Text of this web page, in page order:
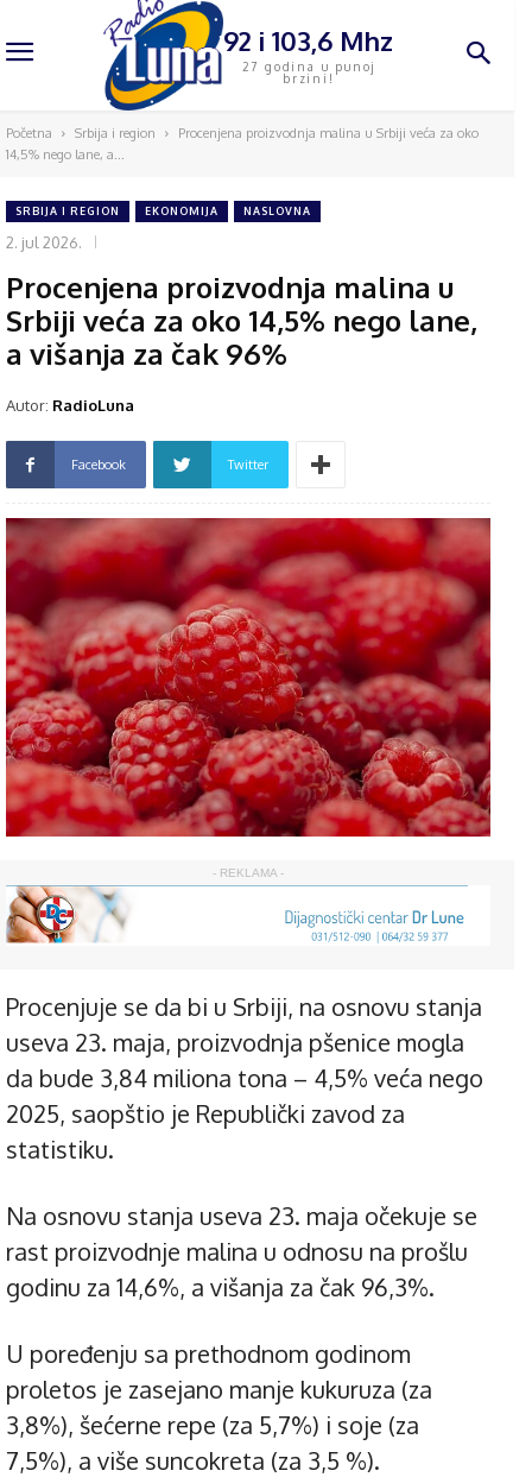
92 i 103,6 Mhz
27 godina u punoj
brzini!
Početna Srbija i region
Procenjena proizvodnja malina u Srbiji veća za oko
14,5% nego lane, a...
SRBIJA I REGION EKONOMIJA NASLOVNA
2. jul 2026.
Procenjena proizvodnja malina u
Srbiji veća za oko 14,5% nego lane,
a višanja za čak 96%
Autor: RadioLuna
Facebook Twitter
- REKLAMA -
Procenjuje se da bi u Srbiji, na osnovu stanja
useva 23. maja, proizvodnja pšenice mogla
da bude 3,84 miliona tona – 4,5% veća nego
2025, saopštio je Republički zavod za
statistiku.
Na osnovu stanja useva 23. maja očekuje se
rast proizvodnje malina u odnosu na prošlu
godinu za 14,6%, a višanja za čak 96,3%.
U poređenju sa prethodnom godinom
proletos je zasejano manje kukuruza (za
3,8%), šećerne repe (za 5,7%) i soje (za
7,5%), a više suncokreta (za 3,5 %).